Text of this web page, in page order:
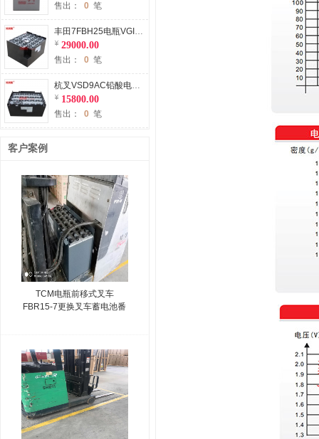
售出： 0 笔
丰田7FBH25电瓶VGI845叉车蓄电池 TOYOTA 7FBH25电动叉车电池厂家
29000.00
售出： 0 笔
杭叉VSD9AC铅酸电瓶适用杭州叉车1吨平衡重叉车电池48V450Ah
15800.00
售出： 0 笔
客户案例
TCM电瓶前移式叉车
FBR15-7更换叉车蓄电池番